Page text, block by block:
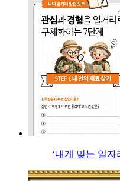
‘내게 맞는 일